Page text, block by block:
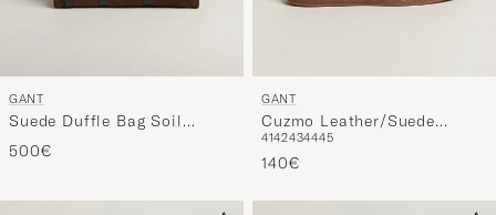
Suede Duffle Bag Soil
Brown
Cuzmo Leather/Suede
Sneaker Port Wine
41 424344 45